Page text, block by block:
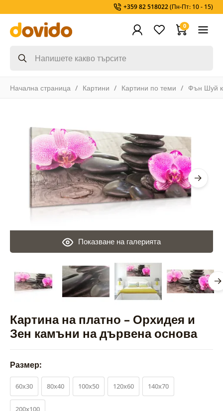
+359 82 518022(Пн-Пт: 10 - 15)
0
Начална страница Картини Картини по теми Фън Шуй
Картина на платно – Орхидея и
Зен камъни на дървена основа
Показване на галерията
Размер:
60x30 80x40 100x50 120x60 140x70
200x100